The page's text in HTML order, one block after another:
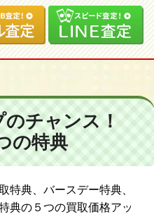
のチャンス！
の特典
特典、バースデー特典、
典の５つの買取価格アッ